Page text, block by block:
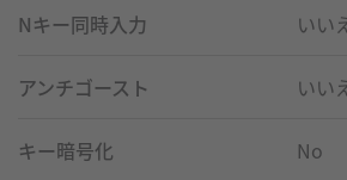
Nキー同時入力 いいえ
アンチゴースト いいえ
キー暗号化 No